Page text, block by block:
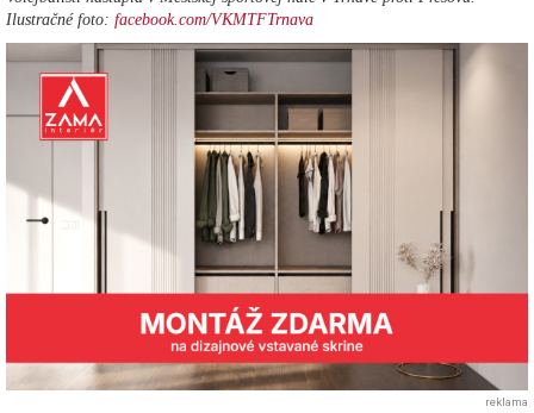
Ilustračné foto: facebook.com/VKMTFTrnava
reklama